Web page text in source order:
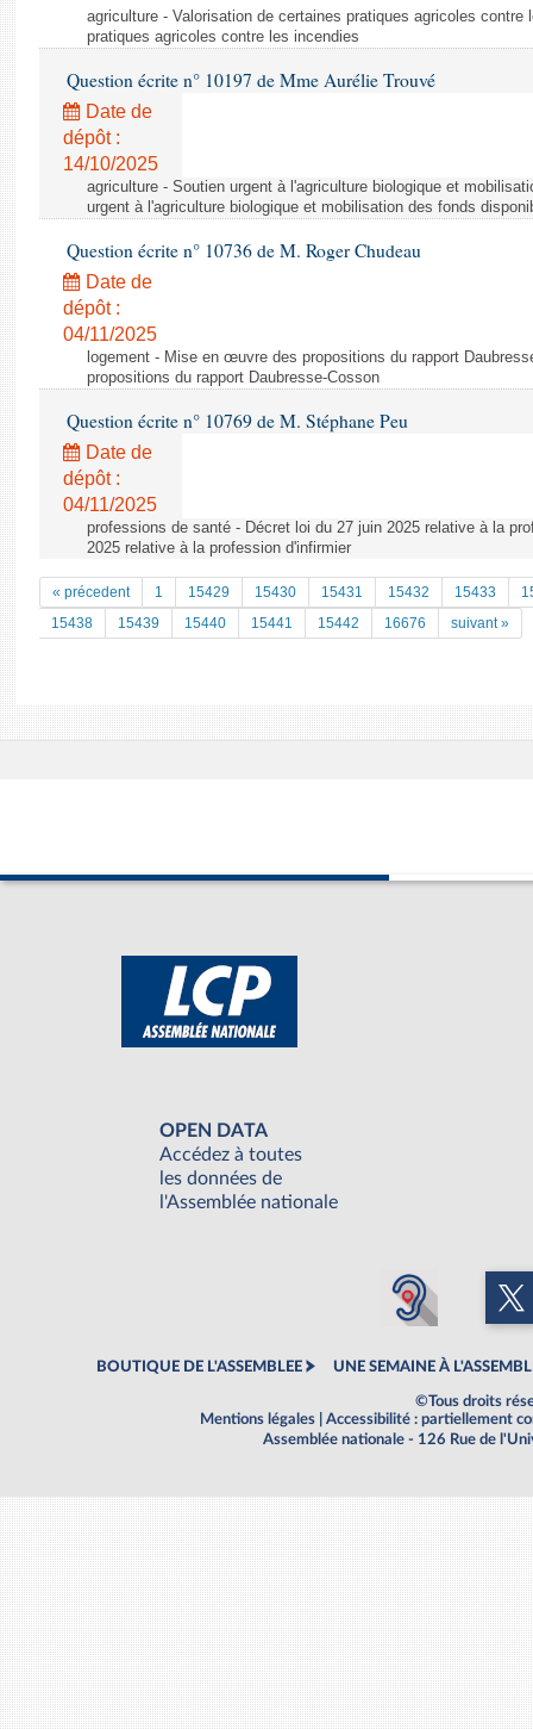
agriculture - Valorisation de certaines pratiques agricoles
pratiques agricoles contre les incendies
Question écrite n° 10197 de Mme Aurélie Trouvé
Date de
dépôt :
14/10/2025
agriculture - Soutien urgent à l'agriculture biologique et
urgent à l'agriculture biologique et mobilisation des fonds
Question écrite n° 10736 de M. Roger Chudeau
Date de
dépôt :
04/11/2025
logement - Mise en œuvre des propositions du rapport
propositions du rapport Daubresse-Cosson
Question écrite n° 10769 de M. Stéphane Peu
Date de
dépôt :
04/11/2025
professions de santé - Décret loi du 27 juin 2025 relative à la
2025 relative à la profession d'infirmier
« précedent 1 15429 15430 15431 15432 15433
15438
15439 15440 15441 15442 16676 suivant »
OPEN DATA
Accédez à toutes
les données de
l'Assemblée nationale
BOUTIQUE DE L'ASSEMBLEE UNE SEMAINE À
©Tous droits
Mentions légales
Accessibilité : partiellement
Assemblée nationale - 126 Rue de